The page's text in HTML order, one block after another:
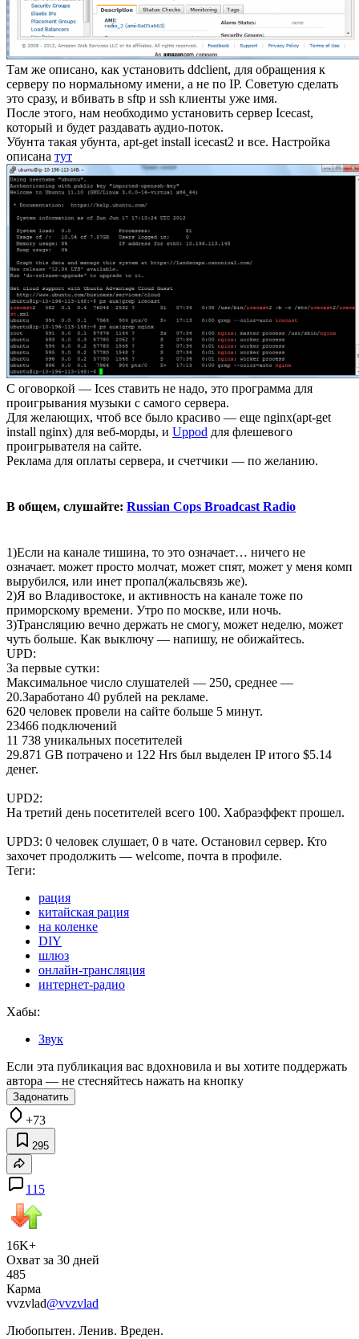
Там же описано, как установить ddclient, для обращения к
серверу по нормальному имени, а не по IP. Советую сделать
это сразу, и вбивать в sftp и ssh клиенты уже имя.
После этого, нам необходимо установить сервер Icecast,
который и будет раздавать аудио-поток.
Убунта такая убунта, apt-get install icecast2 и все. Настройка
описана тут
С оговоркой — Ices ставить не надо, это программа для
проигрывания музыки с самого сервера.
Для желающих, чтоб все было красиво — еще nginx(apt-get
install nginx) для веб-морды, и Uppod для флешевого
проигрывателя на сайте.
Реклама для оплаты сервера, и счетчики — по желанию.
В общем, слушайте: Russian Cops Broadcast Radio
1)Если на канале тишина, то это означает… ничего не
означает. может просто молчат, может спят, может у меня комп
вырубился, или инет пропал(жальсвязь же).
2)Я во Владивостоке, и активность на канале тоже по
приморскому времени. Утро по москве, или ночь.
3)Трансляцию вечно держать не смогу, может неделю, может
чуть больше. Как выключу — напишу, не обижайтесь.
UPD:
За первые сутки:
Максимальное число слушателей — 250, среднее —
20.Заработано 40 рублей на рекламе.
620 человек провели на сайте больше 5 минут.
23466 подключений
11 738 уникальных посетителей
29.871 GB потрачено и 122 Hrs был выделен IP итого $5.14
денег.
UPD2:
На третий день посетителей всего 100. Хабраэффект прошел.
UPD3: 0 человек слушает, 0 в чате. Остановил сервер. Кто
захочет продолжить — welcome, почта в профиле.
Теги:
рация
китайская рация
на коленке
DIY
шлюз
онлайн-трансляция
интернет-радио
Хабы:
Звук
Если эта публикация вас вдохновила и вы хотите поддержать
автора — не стесняйтесь нажать на кнопку
Задонатить
+73
295
115
16K+
Охват за 30 дней
485
Карма
vvzvlad@vvzvlad
Любопытен. Ленив. Вреден.